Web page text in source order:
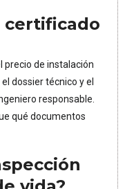
certificado
precio de instalación
dossier técnico y el
responsable.
qué documentos